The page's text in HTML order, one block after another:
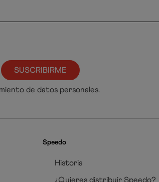
SUSCRIBIRME
de datos personales.
Speedo
Historia
¿Quieres distribuir Speedo?